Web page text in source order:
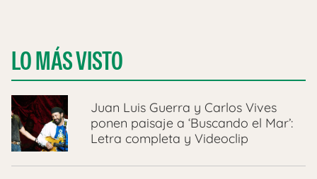
LO MÁS VISTO
Juan Luis Guerra y Carlos Vives
ponen paisaje a ‘Buscando el Mar’:
Letra completa y Videoclip